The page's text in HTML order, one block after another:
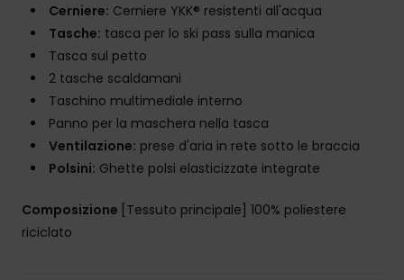
Cerniere: Cerniere YKK® resistenti all'acqua
Tasche: tasca per lo ski pass sulla manica
Tasca sul petto
2 tasche scaldamani
Taschino multimediale interno
Panno per la maschera nella tasca
Ventilazione: prese d'aria in rete sotto le braccia
Polsini: Ghette polsi elasticizzate integrate
Composizione [Tessuto principale] 100% poliestere
riciclato